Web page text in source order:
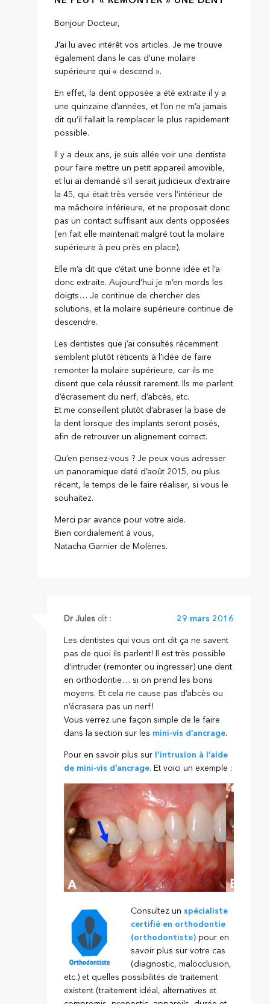
Bonjour Docteur,
J’ai lu avec intérêt vos articles. Je me trouve
également dans le cas d’une molaire
supérieure qui « descend ».
En effet, la dent opposée a été extraite il y a
une quinzaine d’années, et l’on ne m’a jamais
dit qu’il fallait la remplacer le plus rapidement
possible.
Il y a deux ans, je suis allée voir une dentiste
pour faire mettre un petit appareil amovible,
et lui ai demandé s’il serait judicieux d’extraire
la 45, qui était très versée vers l’intérieur de
ma mâchoire inférieure, et ne proposait donc
pas un contact suffisant aux dents opposées
(en fait elle maintenait malgré tout la molaire
supérieure à peu près en place).
Elle m’a dit que c’était une bonne idée et l’a
donc extraite. Aujourd’hui je m’en mords les
doigts… Je continue de chercher des
solutions, et la molaire supérieure continue de
descendre.
Les dentistes que j’ai consultés récemment
semblent plutôt réticents à l’idée de faire
remonter la molaire supérieure, car ils me
disent que cela réussit rarement. Ils me parlent
d’écrasement du nerf, d’abcès, etc.
Et me conseillent plutôt d’abraser la base de
la dent lorsque des implants seront posés,
afin de retrouver un alignement correct.
Qu’en pensez-vous ? Je peux vous adresser
un panoramique daté d’août 2015, ou plus
récent, le temps de le faire réaliser, si vous le
souhaitez.
Merci par avance pour votre aide.
Bien cordialement à vous,
Natacha Garnier de Molènes.
Dr Jules dit : 29 mars 2016
Les dentistes qui vous ont dit ça ne savent
pas de quoi ils parlent! Il est très possible
d’intruder (remonter ou ingresser) une dent
en orthodontie… si on prend les bons
moyens. Et cela ne cause pas d’abcès ou
n’écrasera pas un nerf!
Vous verrez une façon simple de le faire
dans la section sur les mini-vis d’ancrage.
Pour en savoir plus sur l’intrusion à l’aide
de mini-vis d’ancrage.Et voici un exemple :
Consultez un spécialiste
certifié en orthodontie
(orthodontiste)pour en
savoir plus sur votre cas
(diagnostic, malocclusion,
etc.) et quelles possibilités de traitement
existent (traitement idéal, alternatives et